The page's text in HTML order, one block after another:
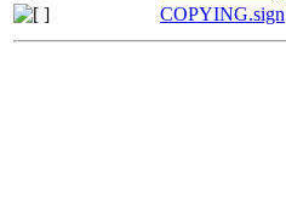
COPYING.sign